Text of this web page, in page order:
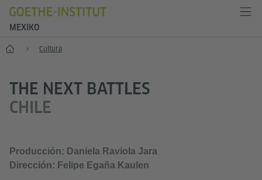
MEXIKO
Inicio Cultura
THE NEXT BATTLES
CHILE
Producción: Daniela Raviola Jara
Dirección: Felipe Egaña Kaulen